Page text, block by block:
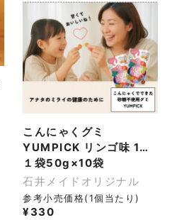
こんにゃくグミ
YUMPICK リンゴ味 1袋
50g
１袋50g×10袋
石井メイドオリジナル
参考小売価格(1個当たり)
¥330